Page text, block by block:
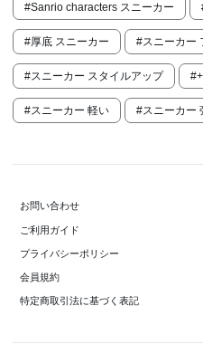
#Sanrio characters スニーカー
#厚底 スニーカー #スニーカー
#スニーカー スタイルアップ
#スニーカー 軽い #スニーカー
お問い合わせ
ご利用ガイド
プライバシーポリシー
会員規約
特定商取引法に基づく表記